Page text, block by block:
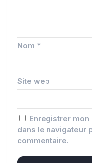
Nom *
Site web
Enregistrer mon
dans le navigateur
commentaire.